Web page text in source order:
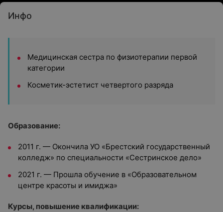
Инфо
Медицинская сестра по физиотерапии первой
категории
Косметик-эстетист четвертого разряда
Образование:
2011 г. — Окончила УО «Брестский государственный
колледж» по специальности «Сестринское дело»
2021 г. — Прошла обучение в «Образовательном
центре красоты и имиджа»
Курсы, повышение квалификации: